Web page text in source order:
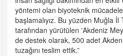
yöntemi olan biyoteknik
başlamalıyız. Bu yüzden Muğla
tarafından yürütülen 'Akdeniz
de destek olarak, 500 adet
tuzağını teslim ettik.”